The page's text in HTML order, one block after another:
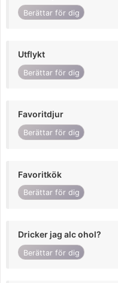
Berättar för dig
Utflykt
Berättar för dig
Favoritdjur
Berättar för dig
Favoritkök
Berättar för dig
Dricker jag alc ohol?
Berättar för dig